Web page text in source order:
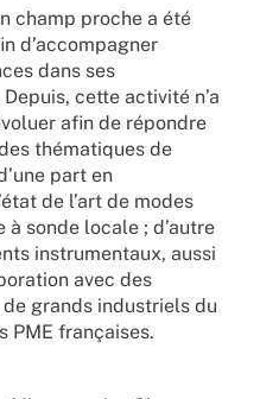
champ proche a été
d’accompagner
dans ses
cette activité n’a
afin de répondre
thématiques de
part en
de l’art de modes
sonde locale ; d’autre
instrumentaux, aussi
avec des
grands industriels du
PME françaises.